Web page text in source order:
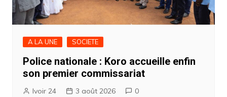
A LA UNE SOCIETE
Police nationale : Koro accueille enfin
son premier commissariat
Ivoir 24 3 août 2026 0